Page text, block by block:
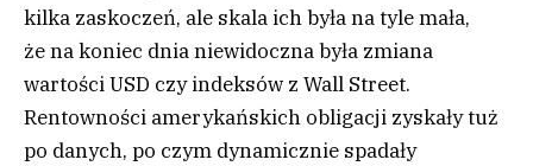
kilka zaskoczeń, ale skala ich była na tyle mała,
że na koniec dnia niewidoczna była zmiana
wartości USD czy indeksów z Wall Street.
Rentowności amerykańskich obligacji zyskały tuż
po danych, po czym dynamicznie spadały